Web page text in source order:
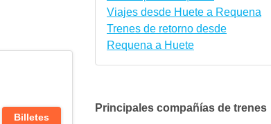
Billetes
Viajes desde Huete a Requena
Trenes de retorno desde
Requena a Huete
Principales compañías de trenes